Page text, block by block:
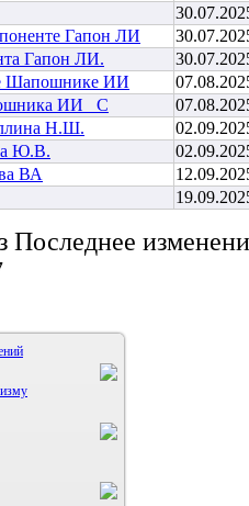
Гапон ЛИ
Гапон ЛИ.
Шапошнике ИИ
ИИ _С
Н.Ш.
Ю.В.
ВА
Последнее